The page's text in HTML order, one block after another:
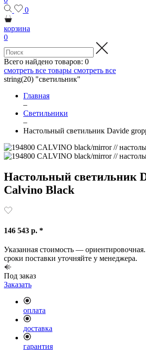
0
корзина
0
Всего найдено товаров: 0
смотреть все товары смотреть все
string(20) "светильник"
Главная
–
Светильники
–
Настольный светильник Davide
Настольный светильник
Calvino Black
146 543 р. *
Указанная стоимость —
сроки поставки уточняйте у менеджера.
Под заказ
Заказать
оплата
доставка
гарантия